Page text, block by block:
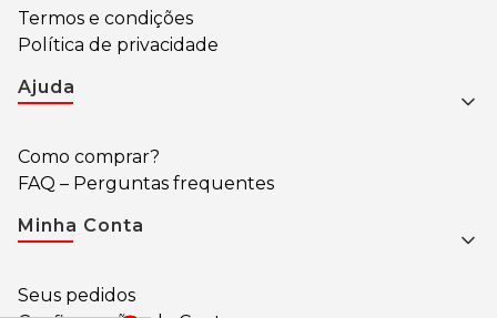
Termos e condições
Política de privacidade
Ajuda
Como comprar?
FAQ – Perguntas frequentes
Minha Conta
Seus pedidos